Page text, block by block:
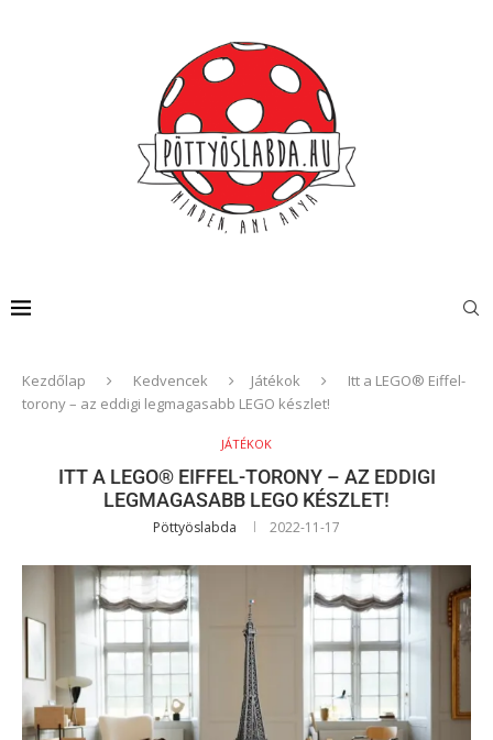
Kezdőlap Kedvencek Játékok
Itt a LEGO® Eiffel-
torony – az eddigi legmagasabb LEGO készlet!
JÁTÉKOK
ITT A LEGO® EIFFEL-TORONY – AZ EDDIGI
LEGMAGASABB LEGO KÉSZLET!
Pöttyöslabda 2022-11-17